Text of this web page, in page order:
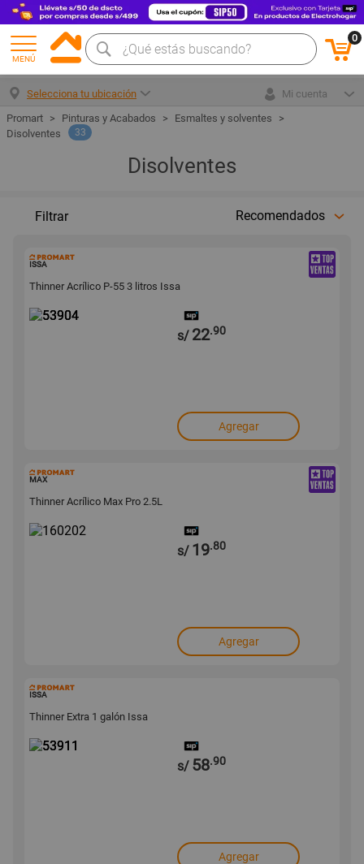
MENÚ
0
Selecciona tu ubicación
Mi cuenta
Pinturas y Acabados
Esmaltes y solventes
Disolventes
33
Disolventes
Filtrar Recomendados
ISSA
Thinner Acrílico P-55 3 litros Issa
s/ 22.90
Agregar
MAX
Thinner Acrílico Max Pro 2.5L
s/ 19.80
Agregar
ISSA
Thinner Extra 1 galón Issa
s/ 58.90
Agregar